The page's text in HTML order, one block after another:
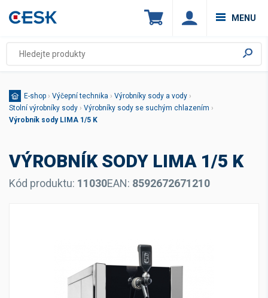
MENU
E-shop › Výčepní technika › Výrobníky sody a vody ›
Stolní výrobníky sody › Výrobníky sody se suchým chlazením ›
Výrobník sody LIMA 1/5 K
VÝROBNÍK SODY LIMA 1/5 K
Kód produktu: 11030EAN: 8592672671210